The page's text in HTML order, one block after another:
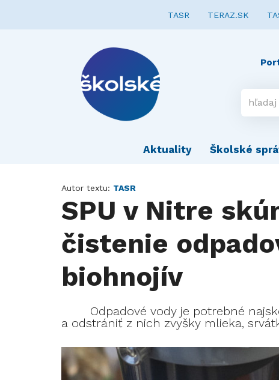
TASR TERAZ.SK
Aktuality Školské
Autor textu: TASR
SPU v Nitre
čistenie
biohnojív
Odpadové vody je potrebné
a odstrániť z nich zvyšky mlieka,